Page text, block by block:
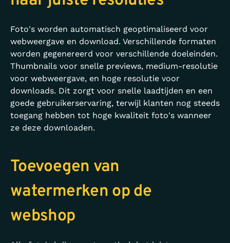
Foto's worden automatisch geoptimaliseerd voor
webweergave en download. Verschillende formaten
worden gegenereerd voor verschillende doeleinden.
Thumbnails voor snelle previews, medium-resolutie
voor webweergave, en hoge resolutie voor
downloads. Dit zorgt voor snelle laadtijden en een
goede gebruikerservaring, terwijl klanten nog steeds
toegang hebben tot hoge kwaliteit foto's wanneer
ze deze downloaden.
Toevoegen van
watermerken op de
webshop